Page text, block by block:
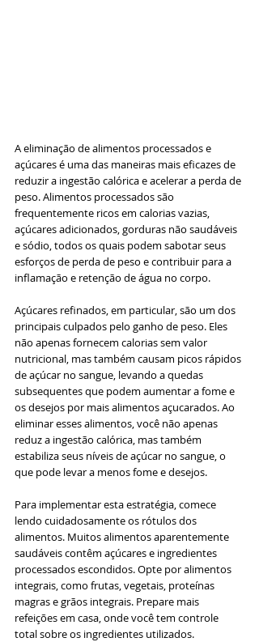
A eliminação de alimentos processados e
açúcares é uma das maneiras mais eficazes de
reduzir a ingestão calórica e acelerar a perda de
peso. Alimentos processados são
frequentemente ricos em calorias vazias,
açúcares adicionados, gorduras não saudáveis
e sódio, todos os quais podem sabotar seus
esforços de perda de peso e contribuir para a
inflamação e retenção de água no corpo.
Açúcares refinados, em particular, são um dos
principais culpados pelo ganho de peso. Eles
não apenas fornecem calorias sem valor
nutricional, mas também causam picos rápidos
de açúcar no sangue, levando a quedas
subsequentes que podem aumentar a fome e
os desejos por mais alimentos açucarados. Ao
eliminar esses alimentos, você não apenas
reduz a ingestão calórica, mas também
estabiliza seus níveis de açúcar no sangue, o
que pode levar a menos fome e desejos.
Para implementar esta estratégia, comece
lendo cuidadosamente os rótulos dos
alimentos. Muitos alimentos aparentemente
saudáveis contêm açúcares e ingredientes
processados escondidos. Opte por alimentos
integrais, como frutas, vegetais, proteínas
magras e grãos integrais. Prepare mais
refeições em casa, onde você tem controle
total sobre os ingredientes utilizados.